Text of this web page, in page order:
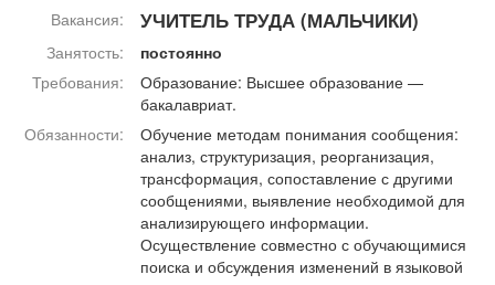
Работа Транспорт Компании
Афиша Обучение Проекты
Поздравления Погода
Вакансия: УЧИТЕЛЬ ТРУДА (МАЛЬЧИКИ)
Занятость:
постоянно
Требования:
Образование: Высшее образование —
бакалавриат.
Обязанности:
Обучение методам понимания сообщения:
анализ, структуризация, реорганизация,
трансформация, сопоставление с другими
сообщениями, выявление необходимой для
анализирующего информации.
Осуществление совместно с обучающимися
поиска и обсуждения изменений в языковой